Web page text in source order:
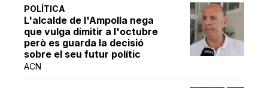
POLÍTICA
L'alcalde de l'Ampolla nega
que vulga dimitir a l'octubre
però es guarda la decisió
sobre el seu futur polític
ACN